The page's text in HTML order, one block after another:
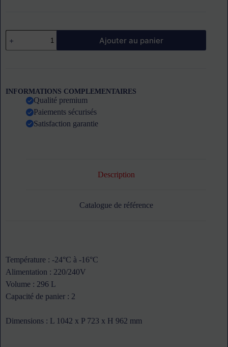
quantité
de
Congélateur
battant
CODIGEL
Ajouter au panier
INFORMATIONS COMPLEMENTAIRES
Qualité premium
Paiements sécurisés
Satisfaction garantie
Description
Catalogue de référence
Température : -24°C à -16°C
Alimentation : 220/240V
Volume : 296 L
Capacité de panier : 2
Dimensions : L 1042 x P 723 x H 962 mm